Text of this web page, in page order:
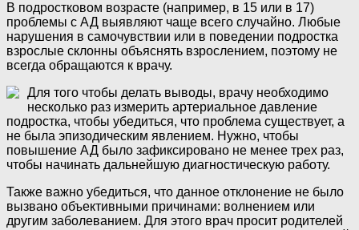
В подростковом возрасте (например, в 15 или в 17)
проблемы с АД выявляют чаще всего случайно. Любые
нарушения в самочувствии или в поведении подростка
взрослые склонны объяснять взрослением, поэтому не
всегда обращаются к врачу.
Для того чтобы делать выводы, врачу необходимо
несколько раз измерить артериальное давление
подростка, чтобы убедиться, что проблема существует, а
не была эпизодическим явлением. Нужно, чтобы
повышение АД было зафиксировано не менее трех раз,
чтобы начинать дальнейшую диагностическую работу.
Также важно убедиться, что данное отклонение не было
вызвано объективными причинами: волнением или
другим заболеванием. Для этого врач просит родителей